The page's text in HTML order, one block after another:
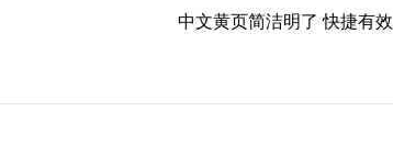
中文黄页简洁明了 快捷有效